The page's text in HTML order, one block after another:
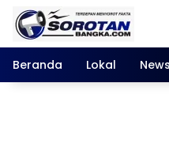
Langsung
konten
Beranda
Lokal News